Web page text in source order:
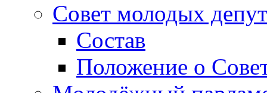
Совет молодых
Состав
Положение о